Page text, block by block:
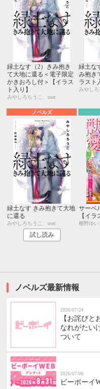
緑土なす（2）きみ抱き
て大地に還る＜電子限定
かきおろし付＞【イラス
ト入り】
みやしろちうこ、user
緑土な
み抱き
ラスト
みやしろ
ノベルズ
緑土なす きみ抱きて大地
に還る
みやしろちうこ、user
試し読み
サーベ
【イラ
櫛野ゆい
ノベルズ最新情報
2026/07/24
【お詫び
なれがたい
ついて
2026/07/06
ビーボーイ